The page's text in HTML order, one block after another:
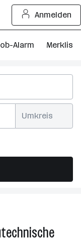
Anmelden
Alarm Merkliste
Umkreis